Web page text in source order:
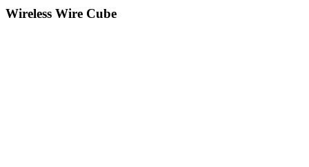
Wireless Wire Cube